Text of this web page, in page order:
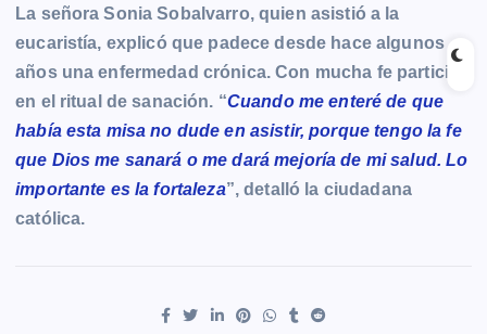
La señora Sonia Sobalvarro, quien asistió a la
eucaristía, explicó que padece desde hace algunos
años una enfermedad crónica. Con mucha fe participó
en el ritual de sanación. “Cuando me enteré de que
había esta misa no dude en asistir, porque tengo la fe
que Dios me sanará o me dará mejoría de mi salud. Lo
importante es la fortaleza”, detalló la ciudadana
católica.